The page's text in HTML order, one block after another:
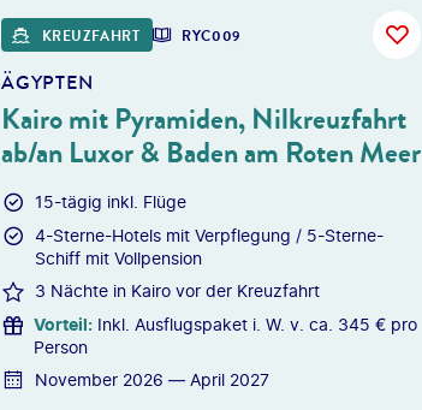
KREUZFAHRT RYC009
ÄGYPTEN
Kairo mit Pyramiden, Nilkreuzfahrt
ab/an Luxor & Baden am Roten Meer
15-tägig inkl. Flüge
4-Sterne-Hotels mit Verpflegung / 5-Sterne-
Schiff mit Vollpension
3 Nächte in Kairo vor der Kreuzfahrt
Vorteil: Inkl. Ausflugspaket i. W. v. ca. 345 € pro
Person
November 2026 — April 2027